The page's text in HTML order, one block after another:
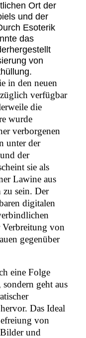
Ort der
und der
Esoterik
das
von
in den neuen
verfügbar
die
wurde
verborgenen
unter der
der
sie als
Lawine aus
zu sein. Der
digitalen
Verbreitung von
gegenüber
eine Folge
geht aus
Das Ideal
von
und